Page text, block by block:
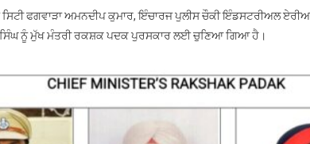
ਸਨਮਾਨਿਤ
ਫਗਵਾੜਾ ਅਮਨਦੀਪ ਕੁਮਾਰ, ਇੰਚਾਰਜ ਪੁਲੀਸ ਚੌਕੀ ਇੰਡਸਟਰੀਅਲ
ਸਿੰਘ ਨੂੰ ਮੁੱਖ ਮੰਤਰੀ ਰਕਸ਼ਕ ਪਦਕ ਪੁਰਸਕਾਰ ਲਈ ਚੁਣਿਆ ਗਿਆ ਹੈ।